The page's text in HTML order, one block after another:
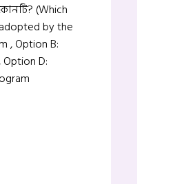
(Which
by the
, Option B:
D: